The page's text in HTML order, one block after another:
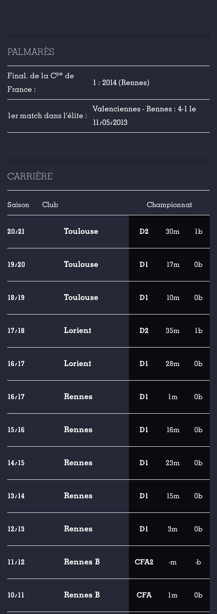
PALMARÈS
Final. de la Cpe de
France :
1 : 2014 (Rennes)
1er match dans l'élite :
Valenciennes - Rennes : 4-1 le
11/05/2013
CARRIÈRE
Saison Club Championnat
20/21 Toulouse D2 30m 1b
19/20 Toulouse D1 17m 0b
18/19 Toulouse D1 10m 0b
17/18 Lorient D2 35m 1b
16/17 Lorient D1 28m 0b
16/17 Rennes D1 1m 0b
15/16 Rennes D1 16m 0b
14/15 Rennes D1 23m 0b
13/14 Rennes D1 15m 0b
12/13 Rennes D1 3m 0b
11/12 Rennes B CFA2 -m -b
10/11 Rennes B CFA 1m 0b